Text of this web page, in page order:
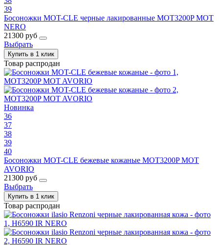
39
Босоножки MOT-CLE черные лакированные MOT3200P MOT
NERO
21300 руб
Выбрать
Купить в 1 клик
Товар распродан
Новинка
36
37
38
39
40
Босоножки MOT-CLE бежевые кожаные MOT3200P MOT
AVORIO
21300 руб
Выбрать
Купить в 1 клик
Товар распродан